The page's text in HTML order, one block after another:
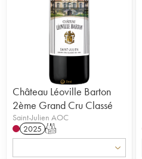
Château Léoville Barton
2ème Grand Cru Classé
Saint-Julien AOC
2025 T